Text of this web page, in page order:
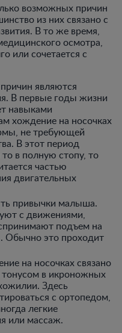
возможных причин
из них связано с
В то же время,
осмотра,
или сочетается с
являются
В первые годы жизни
навыками
хождение на носочках
не требующей
В этот период
в полную стопу, то
частью
двигательных
привычки малыша.
с движениями,
подъем на
Обычно это проходит
на носочках связано
в икроножных
Здесь
с ортопедом,
легкие
или массаж.